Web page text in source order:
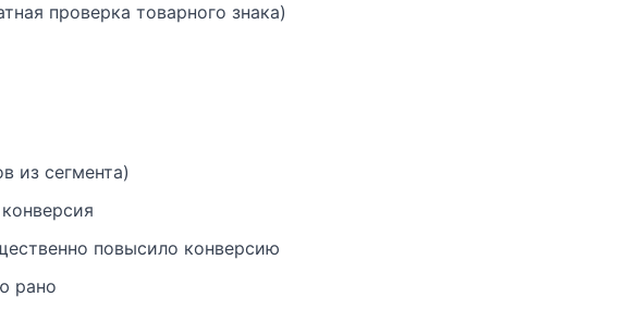
проверка товарного знака)
из сегмента)
повысило конверсию
рано